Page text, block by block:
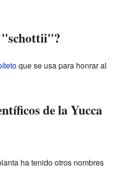
"schottii"?
que se usa para honrar al
de la Yucca
ha tenido otros nombres